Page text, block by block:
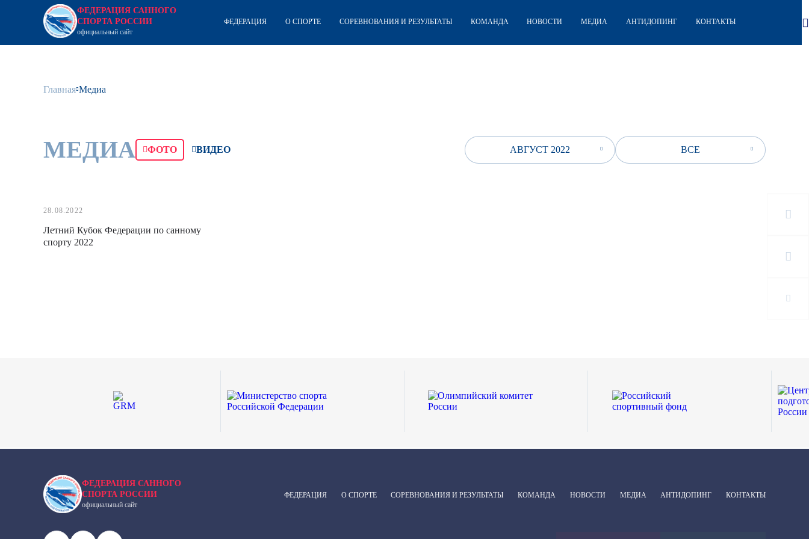
ФЕДЕРАЦИЯ САННОГО
СПОРТА РОССИИ
официальный сайт
ФЕДЕРАЦИЯ О СПОРТЕ СОРЕВНОВАНИЯ И РЕЗУЛЬТАТЫ КОМАНДА НОВОСТИ МЕДИА АНТИДОПИНГ КОНТАКТЫ
Главная Медиа
МЕДИА ФОТО ВИДЕО АВГУСТ 2022 ВСЕ
28.08.2022
Летний Кубок Федерации по санному
спорту 2022
ФЕДЕРАЦИЯ САННОГО
СПОРТА РОССИИ
официальный сайт
ФЕДЕРАЦИЯ О СПОРТЕ СОРЕВНОВАНИЯ И РЕЗУЛЬТАТЫ КОМАНДА НОВОСТИ МЕДИА АНТИДОПИНГ КОНТАКТЫ